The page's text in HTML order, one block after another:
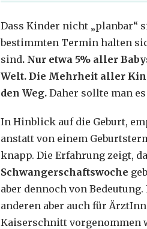
Dass Kinder nicht „planbar“
bestimmten Termin halten
sind. Nur etwa 5% aller
Welt. Die Mehrheit aller
den Weg. Daher sollte man
In Hinblick auf die Geburt,
anstatt von einem
knapp. Die Erfahrung zeigt,
Schwangerschaftswoche
aber dennoch von
anderen aber auch für
Kaiserschnitt vorgenommen